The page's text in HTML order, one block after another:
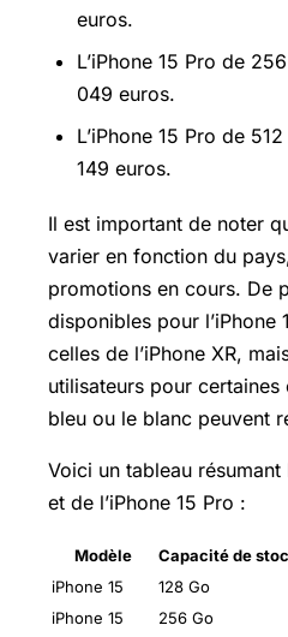
euros.
L’iPhone 15 Pro de
049 euros.
L’iPhone 15 Pro de
149 euros.
Il est important de noter
varier en fonction du
promotions en cours. De
disponibles pour l’iPhone
celles de l’iPhone XR,
utilisateurs pour
bleu ou le blanc peuvent
Voici un tableau résumant
et de l’iPhone 15 Pro :
Modèle Capacité de
iPhone 15
128 Go
iPhone 15
256 Go